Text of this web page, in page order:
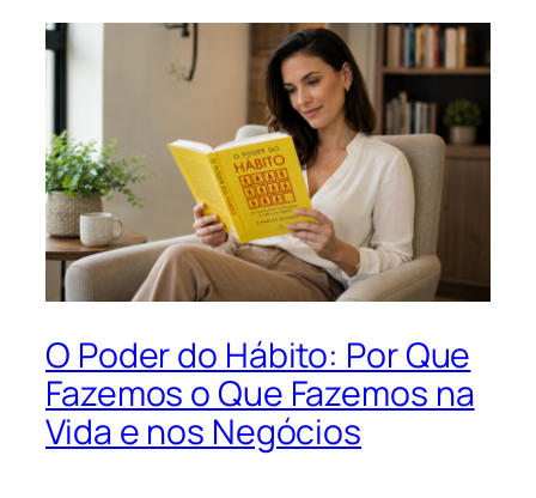
O Poder do Hábito: Por Que
Fazemos o Que Fazemos na
Vida e nos Negócios